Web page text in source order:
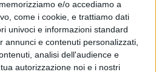
memorizziamo e/o accediamo a
come i cookie, e trattiamo dati
univoci e informazioni standard
annunci e contenuti personalizzati,
analisi dell'audience e
autorizzazione noi e i nostri
Health Mental Day - Giornata
- con l'obiettivo di aumentare